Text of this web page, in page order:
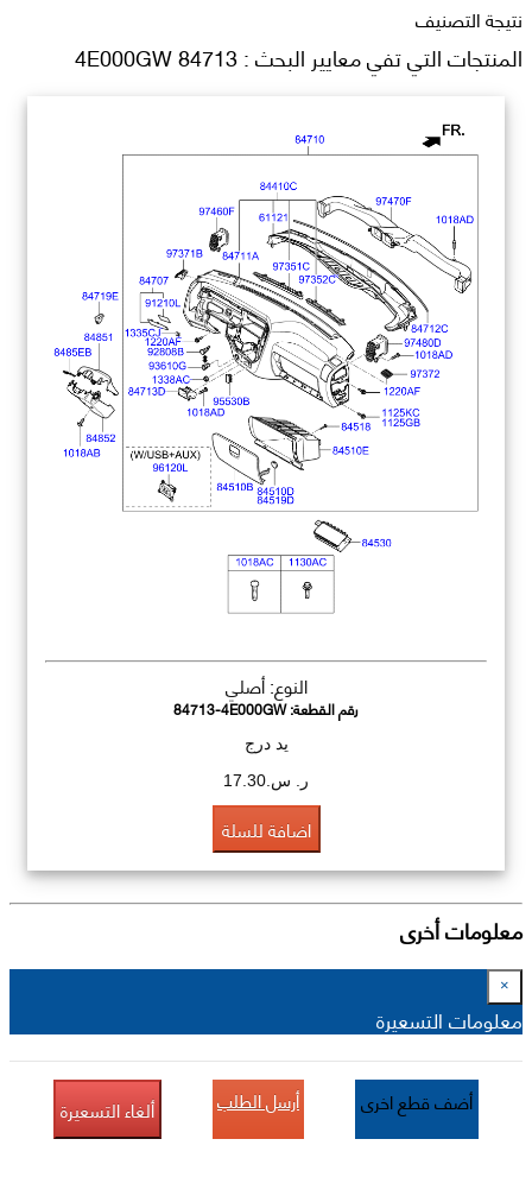
نتيجة التصنيف
المنتجات التي تفي معايير البحث : 84713 4E000GW
النوع: أصلي
رقم القطعة:84713-4E000GW
يد درج
ر. س.17.30
اضافة للسلة
معلومات أخرى
×
معلومات التسعيرة
أضف قطع اخرى أرسل الطلب ألغاء التسعيرة